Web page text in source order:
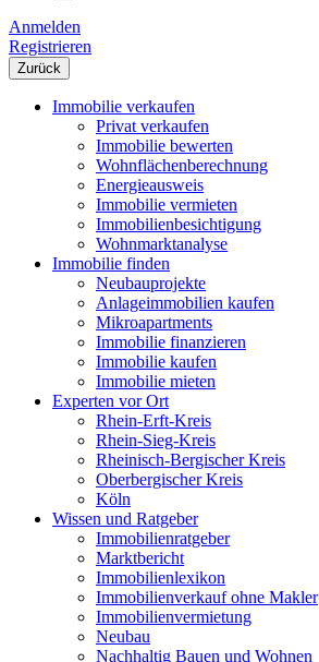
Anmelden
Registrieren
Zurück
Immobilie verkaufen
Privat verkaufen
Immobilie bewerten
Wohnflächenberechnung
Energieausweis
Immobilie vermieten
Immobilienbesichtigung
Wohnmarktanalyse
Immobilie finden
Neubauprojekte
Anlageimmobilien kaufen
Mikroapartments
Immobilie finanzieren
Immobilie kaufen
Immobilie mieten
Experten vor Ort
Rhein-Erft-Kreis
Rhein-Sieg-Kreis
Rheinisch-Bergischer Kreis
Oberbergischer Kreis
Köln
Wissen und Ratgeber
Immobilienratgeber
Marktbericht
Immobilienlexikon
Immobilienverkauf ohne Makler
Immobilienvermietung
Neubau
Nachhaltig Bauen und Wohnen